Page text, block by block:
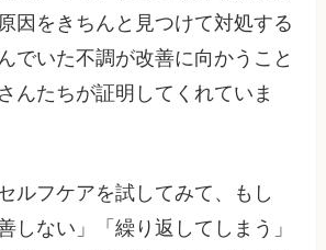
因をきちんと見つけて対処する
でいた不調が改善に向かうこと
んたちが証明してくれていま
ルフケアを試してみて、もし
しない」「繰り返してしまう」